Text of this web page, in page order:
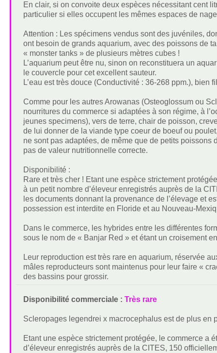
En clair, si on convoite deux espèces nécessitant cent
particulier si elles occupent les mêmes espaces de
Attention : Les spécimens vendus sont des juvéniles,
ont besoin de grands aquarium, avec des poissons de
« monster tanks » de plusieurs mètres cubes !
L’aquarium peut être nu, sinon on reconstituera un
le couvercle pour cet excellent sauteur.
L’eau est très douce (Conductivité : 36-268 ppm.), bien
Comme pour les autres Arowanas (Osteoglossum ou
nourritures du commerce si adaptées à son régime, à
jeunes specimens), vers de terre, chair de poisson,
de lui donner de la viande type coeur de boeuf ou
ne sont pas adaptées, de même que de petits poissons
pas de valeur nutritionnelle correcte.
Disponibilité :
Rare et très cher ! Etant une espèce strictement
à un petit nombre d’éleveur enregistrés auprès de la
les documents donnant la provenance de l’élevage et
possession est interdite en Floride et au Nouveau-
Dans le commerce, les hybrides entre les différentes
sous le nom de « Banjar Red » et étant un croisement
Leur reproduction est très rare en aquarium, réservée
mâles reproducteurs sont maintenus pour leur faire «
des bassins pour grossir.
Disponibilité commerciale : Très rare
Scleropages legendrei x macrocephalus est de plus
Etant une espèce strictement protégée, le commerce a
d’éleveur enregistrés auprès de la CITES, 150